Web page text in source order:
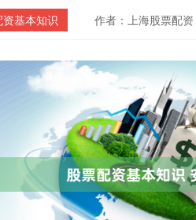
资基本知识 作者：上海股票配资